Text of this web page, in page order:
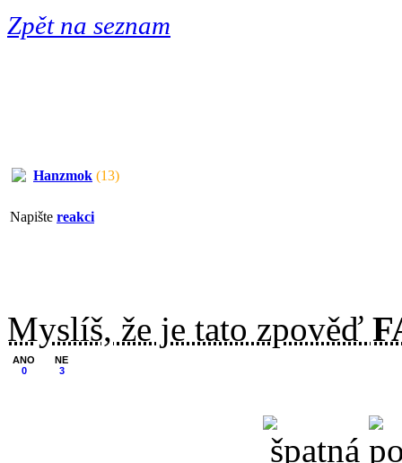
Zpět na seznam
Hanzmok (13)
Napište reakci
Myslíš, že je tato zpověď
ANO
0
NE
3